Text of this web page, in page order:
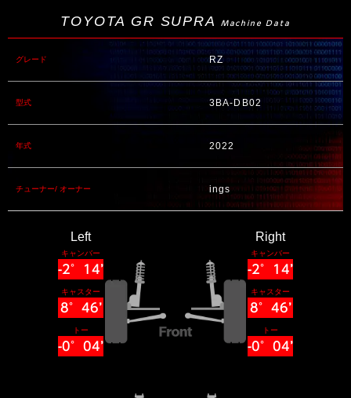
TOYOTA GR SUPRA Machine Data
グレード RZ
型式 3BA-DB02
年式 2022
チューナー/ オーナー ings
Left
キャンバー
-2°14’
キャスター
8°46’
トー
-0°04’
Right
キャンバー
-2°14’
キャスター
8°46’
トー
-0°04’